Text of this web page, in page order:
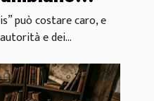
può costare caro, e
e dei...